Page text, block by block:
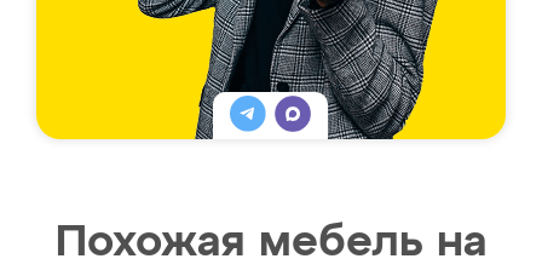
Похожая мебель на